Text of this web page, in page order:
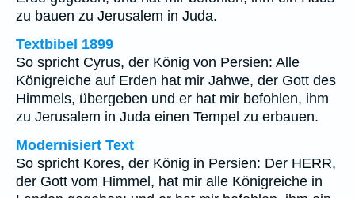
zu bauen zu Jerusalem in Juda.
Textbibel 1899
So spricht Cyrus, der König von Persien: Alle
Königreiche auf Erden hat mir Jahwe, der Gott des
Himmels, übergeben und er hat mir befohlen, ihm
zu Jerusalem in Juda einen Tempel zu erbauen.
Modernisiert Text
So spricht Kores, der König in Persien: Der HERR,
der Gott vom Himmel, hat mir alle Königreiche in